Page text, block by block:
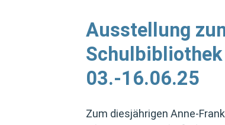
Ausstellung
03.-16.06.25
Zum diesjährigen Anne-